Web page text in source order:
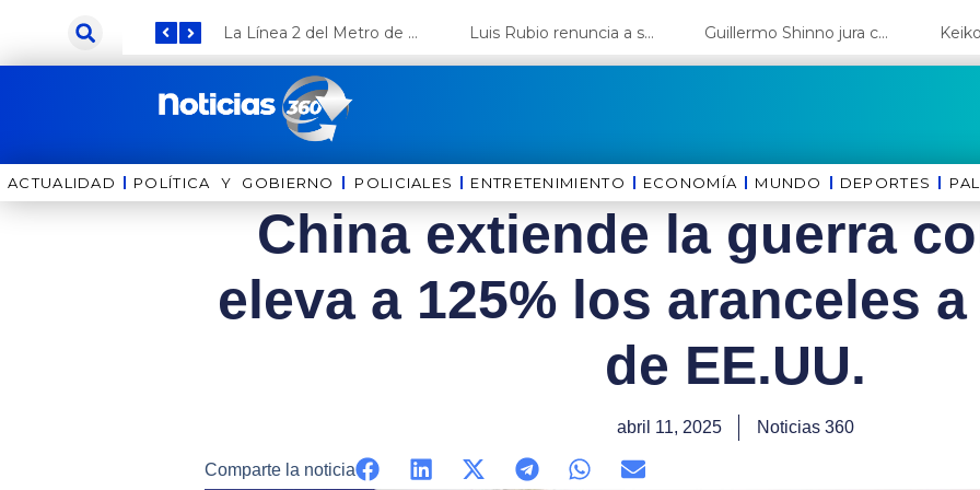
contenido
La Línea 2 del Metro de Lima y el Ramal 4 alcanzan un avance del 80% Luis Rubio renuncia a su candidatura a Lima y deja el camino libre a López Aliaga Guillermo Shinno jura como ministro de Energía y Minas
ACTUALIDAD POLÍTICA Y GOBIERNO ⁠⁠POLICIALES ENTRETENIMIENTO ECONOMÍA MUNDO DEPORTES
China extiende la guerra
eleva a 125% los aranceles
de EE.UU.
abril 11, 2025 Noticias 360
Comparte la noticia